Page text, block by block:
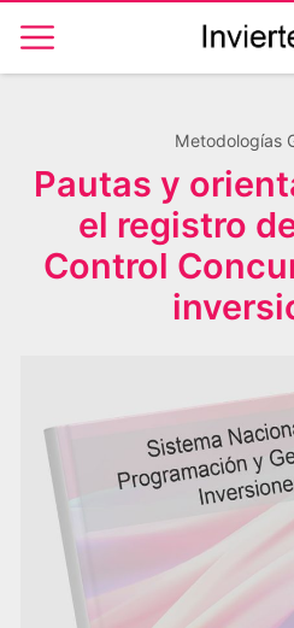
Metodologías
Pautas y
el registro
Control